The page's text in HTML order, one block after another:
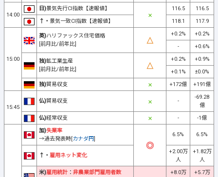
14:00
日)景気先行CI指数【速報値】 116.5
116.5
↑・ 景気一致CI指数【速報値】 118.1 117.9
15:00
英)ハリファックス住宅価格
[前月比/前年比]
+0.2%
+0.2%
-
+0.6%
独)鉱工業生産
[前月比/前年比]
+0.2%
+0.9%
+0.1%
±0.0%
独)貿易収支 +172億 +191億
15:45
仏)貿易収支 -
-69.28
億
仏)経常収支 - -1億
加)失業率
→過去発表時[カナダ円]
6.5% 6.5%
↑・ 雇用ネット変化
+2.00万
人
+1.82万
人
米)雇用統計 ： 非農業部門雇用者数
+8.0万
+5.7万